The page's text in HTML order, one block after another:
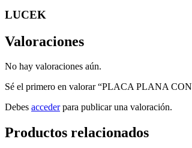
LUCEK
Valoraciones
No hay valoraciones aún.
Sé el primero en valorar “PLACA PLANA
Debes accederpara publicar una valoración.
Productos relacionados